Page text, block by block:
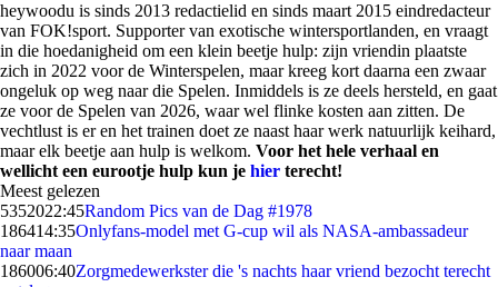
heywoodu is sinds 2013 redactielid en sinds maart 2015 eindredacteur
van FOK!sport. Supporter van exotische wintersportlanden, en vraagt
in die hoedanigheid om een klein beetje hulp: zijn vriendin plaatste
zich in 2022 voor de Winterspelen, maar kreeg kort daarna een zwaar
ongeluk op weg naar die Spelen. Inmiddels is ze deels hersteld, en gaat
ze voor de Spelen van 2026, waar wel flinke kosten aan zitten. De
vechtlust is er en het trainen doet ze naast haar werk natuurlijk keihard,
maar elk beetje aan hulp is welkom. Voor het hele verhaal en
wellicht een eurootje hulp kun je hier terecht!
Meest gelezen
5352022:45Random Pics van de Dag #1978
186414:35Onlyfans-model met G-cup wil als NASA-ambassadeur
naar maan
186006:40Zorgmedewerkster die 's nachts haar vriend bezocht terecht